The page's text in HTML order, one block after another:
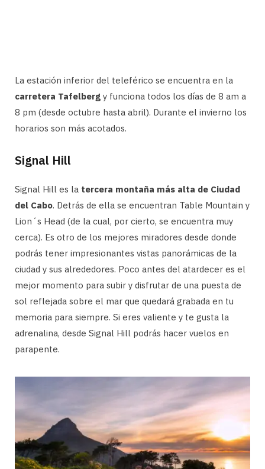
La estación inferior del teleférico se encuentra en la
carretera Tafelberg y funciona todos los días de 8 am a
8 pm (desde octubre hasta abril). Durante el invierno los
horarios son más acotados.
Signal Hill
Signal Hill es la tercera montaña más alta de Ciudad
del Cabo. Detrás de ella se encuentran Table Mountain y
Lion´s Head (de la cual, por cierto, se encuentra muy
cerca). Es otro de los mejores miradores desde donde
podrás tener impresionantes vistas panorámicas de la
ciudad y sus alrededores. Poco antes del atardecer es el
mejor momento para subir y disfrutar de una puesta de
sol reflejada sobre el mar que quedará grabada en tu
memoria para siempre. Si eres valiente y te gusta la
adrenalina, desde Signal Hill podrás hacer vuelos en
parapente.